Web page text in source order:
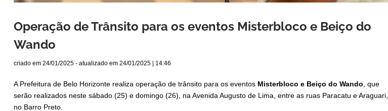
Operação de Trânsito para os eventos Misterbloco e Beiço do
Wando
criado em 24/01/2025 - atualizado em 24/01/2025 | 14:46
A Prefeitura de Belo Horizonte realiza operação de trânsito para os eventos Misterbloco e Beiço do Wando, que
serão realizados neste sábado (25) e domingo (26), na Avenida Augusto de Lima, entre as ruas Paracatu e Araguari,
no Barro Preto.